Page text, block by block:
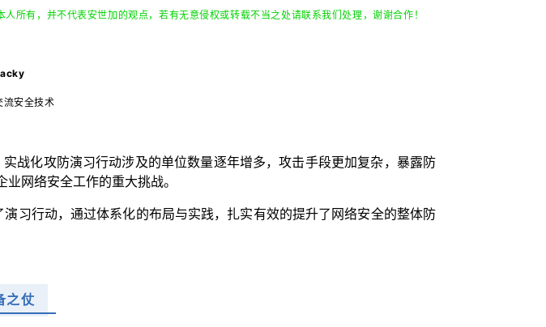
所有，并不代表安世加的观点，若有无意侵权或转载不当之处请联系我们处理，谢谢合作！
流安全技术
战化攻防演习行动涉及的单位数量逐年增多，攻击手段更加复杂，暴露防
网络安全工作的重大挑战。
习行动，通过体系化的布局与实践，扎实有效的提升了网络安全的整体防
之仗